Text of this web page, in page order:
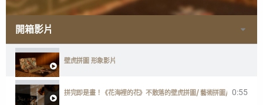
開箱影片
壁虎拼圖 形象影片
拼完即是畫！《花海裡的花》不散落的壁虎拼圖/ 藝術拼圖/ 台灣製
0:55